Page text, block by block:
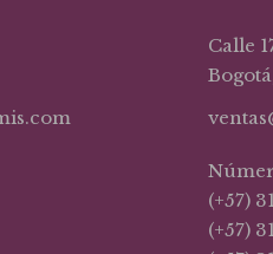
Calle
(+57)
(+57)